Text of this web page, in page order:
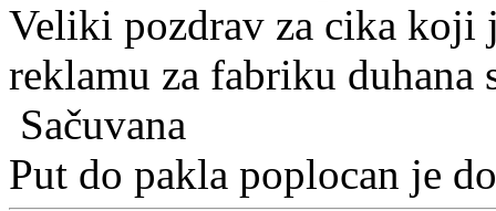
Veliki pozdrav za cika koji
reklamu za fabriku duhana
Sačuvana
Put do pakla poplocan je